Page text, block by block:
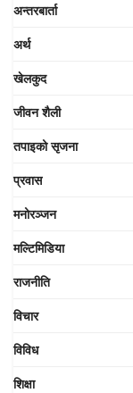
अन्तरबार्ता
अर्थ
खेलकुद
जीवन शैली
तपाइको सृजना
प्रवास
मनोरञ्जन
मल्टिमिडिया
राजनीति
विचार
विविध
शिक्षा